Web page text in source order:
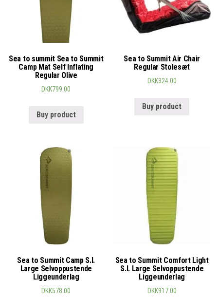
Sea to summit Sea to Summit
Camp Mat Self Inflating
Regular Olive
DKK799.00
Buy product
Sea to Summit Air Chair
Regular Stolesæt
DKK324.00
Buy product
Sea to Summit Camp S.I.
Large Selvoppustende
Liggeunderlag
DKK578.00
Sea to Summit Comfort Light
S.I. Large Selvoppustende
Liggeunderlag
DKK917.00